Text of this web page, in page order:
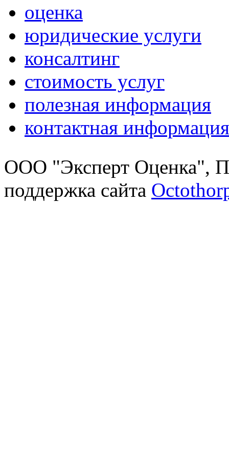
оценка
юридические услуги
консалтинг
стоимость услуг
полезная информация
контактная информация
ООО "Эксперт Оценка",
поддержка сайта